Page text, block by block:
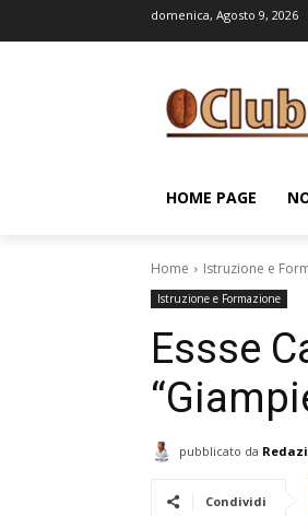
domenica, Agosto 9, 2026
HOME PAGE
Home Istruzione e
Istruzione e Formazione
Essse
pubblicato da
Condividi